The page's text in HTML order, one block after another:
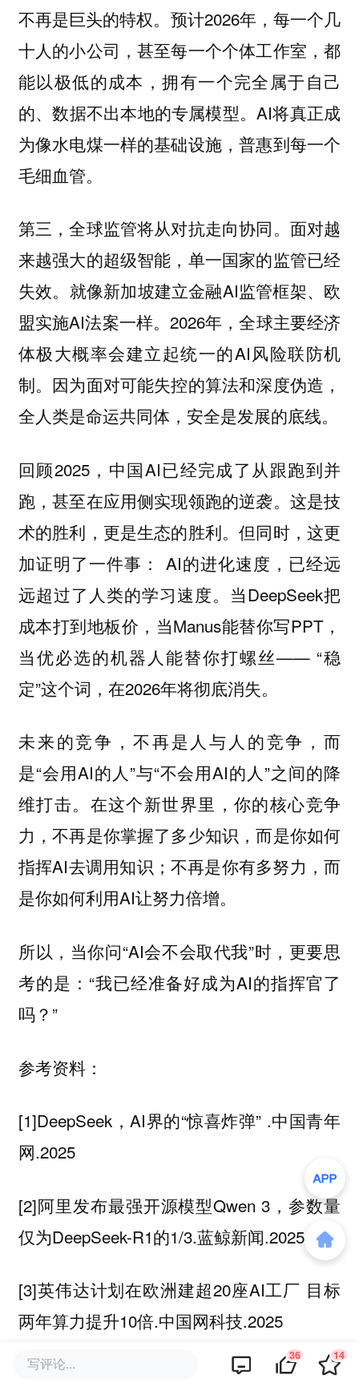
不再是巨头的特权。预计2026年，每一个几
十人的小公司，甚至每一个个体工作室，都
能以极低的成本，拥有一个完全属于自己
的、数据不出本地的专属模型。AI将真正成
为像水电煤一样的基础设施，普惠到每一个
毛细血管。
第三，全球监管将从对抗走向协同。面对越
来越强大的超级智能，单一国家的监管已经
失效。就像新加坡建立金融AI监管框架、欧
盟实施AI法案一样。2026年，全球主要经济
体极大概率会建立起统一的AI风险联防机
制。因为面对可能失控的算法和深度伪造，
全人类是命运共同体，安全是发展的底线。
回顾2025，中国AI已经完成了从跟跑到并
跑，甚至在应用侧实现领跑的逆袭。这是技
术的胜利，更是生态的胜利。但同时，这更
加证明了一件事： AI的进化速度，已经远
远超过了人类的学习速度。当DeepSeek把
成本打到地板价，当Manus能替你写PPT，
当优必选的机器人能替你打螺丝—— “稳
定”这个词，在2026年将彻底消失。
未来的竞争，不再是人与人的竞争，而
是“会用AI的人”与“不会用AI的人”之间的降
维打击。在这个新世界里，你的核心竞争
力，不再是你掌握了多少知识，而是你如何
指挥AI去调用知识；不再是你有多努力，而
是你如何利用AI让努力倍增。
所以，当你问“AI会不会取代我”时，更要思
考的是：“我已经准备好成为AI的指挥官了
吗？”
参考资料：
[1]DeepSeek，AI界的“惊喜炸弹” .中国青年
网.2025
[2]阿里发布最强开源模型Qwen 3，参数量
仅为DeepSeek-R1的1/3.蓝鲸新闻.2025
[3]英伟达计划在欧洲建超20座AI工厂 目标
两年算力提升10倍.中国网科技.2025
[4]实测豆包手机助手：AI 操作手机的时代
写评论... 36 14